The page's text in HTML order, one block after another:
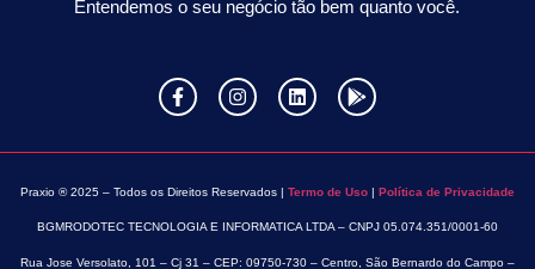
Entendemos o seu negócio tão bem quanto você.
Praxio ® 2025 – Todos os Direitos Reservados | Termo de Uso | Política de Privacidade
BGMRODOTEC TECNOLOGIA E INFORMATICA LTDA – CNPJ 05.074.351/0001-60
Rua Jose Versolato, 101 – Cj 31 – CEP: 09750-730 – Centro, São Bernardo do Campo –